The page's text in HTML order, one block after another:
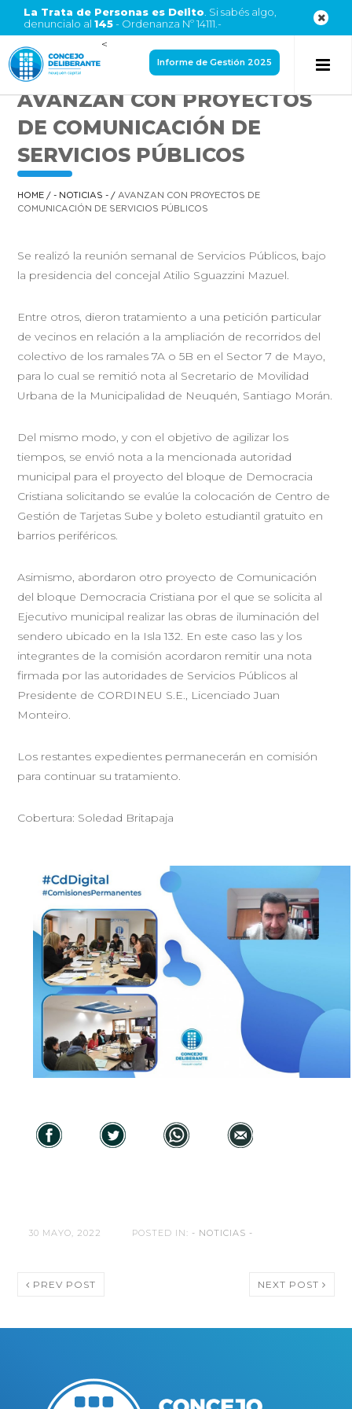
La Trata de Personas es Delito . Si sabés algo,
denuncialo al 145- Ordenanza Nº 14111.-
<
Informe de Gestión 2025
AVANZAN CON PROYECTOS
DE COMUNICACIÓN DE
SERVICIOS PÚBLICOS
HOME /- NOTICIAS - / AVANZAN CON PROYECTOS DE
COMUNICACIÓN DE SERVICIOS PÚBLICOS
Se realizó la reunión semanal de Servicios Públicos, bajo
la presidencia del concejal Atilio Sguazzini Mazuel.
Entre otros, dieron tratamiento a una petición particular
de vecinos en relación a la ampliación de recorridos del
colectivo de los ramales 7A o 5B en el Sector 7 de Mayo,
para lo cual se remitió nota al Secretario de Movilidad
Urbana de la Municipalidad de Neuquén, Santiago Morán.
Del mismo modo, y con el objetivo de agilizar los
tiempos, se envió nota a la mencionada autoridad
municipal para el proyecto del bloque de Democracia
Cristiana solicitando se evalúe la colocación de Centro de
Gestión de Tarjetas Sube y boleto estudiantil gratuito en
barrios periféricos.
Asimismo, abordaron otro proyecto de Comunicación
del bloque Democracia Cristiana por el que se solicita al
Ejecutivo municipal realizar las obras de iluminación del
sendero ubicado en la Isla 132. En este caso las y los
integrantes de la comisión acordaron remitir una nota
firmada por las autoridades de Servicios Públicos al
Presidente de CORDINEU S.E., Licenciado Juan
Monteiro.
Los restantes expedientes permanecerán en comisión
para continuar su tratamiento.
Cobertura: Soledad Britapaja
30 MAYO, 2022 POSTED IN: - NOTICIAS -
PREV POST NEXT POST